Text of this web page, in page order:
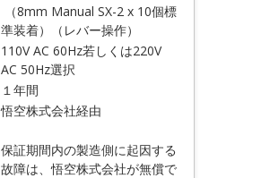
（8mm Manual SX-2 x 10個標
準装着）（レバー操作）
110V AC 60Hz若しくは220V
AC 50Hz選択
１年間
悟空株式会社経由
保証期間内の製造側に起因する
故障は、悟空株式会社が無償で